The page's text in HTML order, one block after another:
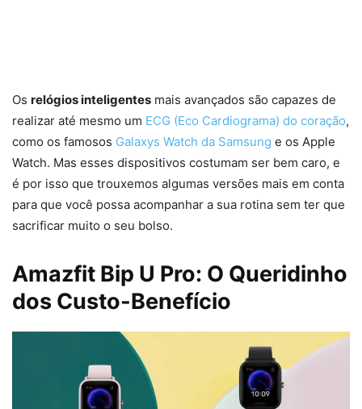
Os relógios inteligentes mais avançados são capazes de
realizar até mesmo um ECG (Eco Cardiograma) do coração,
como os famosos Galaxys Watch da Samsung e os Apple
Watch. Mas esses dispositivos costumam ser bem caro, e
é por isso que trouxemos algumas versões mais em conta
para que você possa acompanhar a sua rotina sem ter que
sacrificar muito o seu bolso.
Amazfit Bip U Pro: O Queridinho
dos Custo-Benefício